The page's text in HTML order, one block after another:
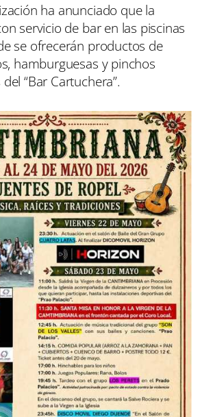
ha anunciado que la
servicio de bar en las piscinas
se ofrecerán productos de
hamburguesas y pinchos
“Bar Cartuchera”.